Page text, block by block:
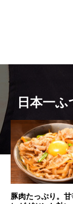
日本一
豚肉たっぷり。甘